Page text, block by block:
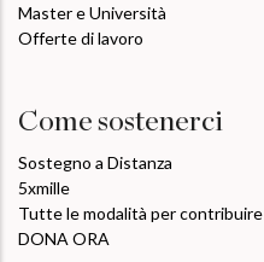
Master e Università
Offerte di lavoro
Come sostenerci
Sostegno a Distanza
5xmille
Tutte le modalità per contribuire
DONA ORA